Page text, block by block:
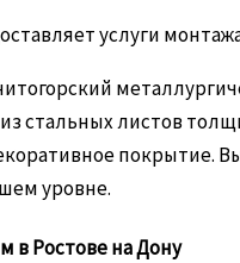
услуги
стальных листов
покрытие.
уровне.
в Ростове на Дону